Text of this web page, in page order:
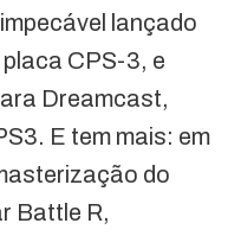
lançado
CPS-3, e
Dreamcast,
E tem mais: em
do
Battle R,